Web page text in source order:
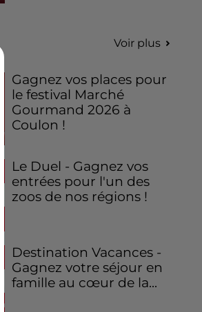
Voir plus
Gagnez vos places pour
le festival Marché
Gourmand 2026 à
Coulon !
Le Duel - Gagnez vos
entrées pour l'un des
zoos de nos régions !
Destination Vacances -
Gagnez votre séjour en
famille au cœur de la...